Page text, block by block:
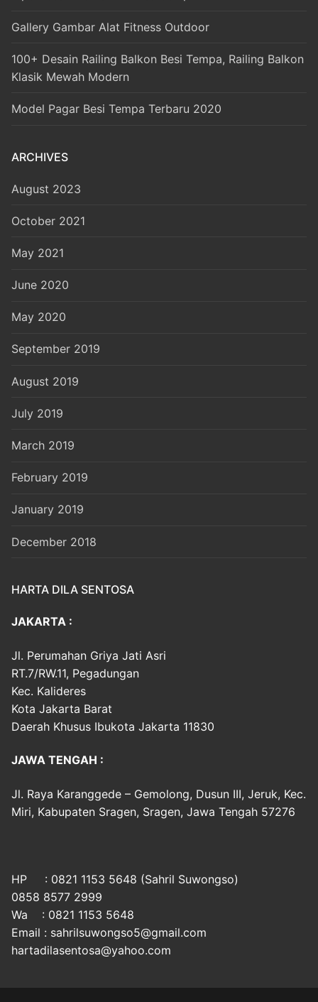
Gallery Gambar Alat Fitness Outdoor
100+ Desain Railing Balkon Besi Tempa, Railing Balkon
Klasik Mewah Modern
Model Pagar Besi Tempa Terbaru 2020
ARCHIVES
August 2023
October 2021
May 2021
June 2020
May 2020
September 2019
August 2019
July 2019
March 2019
February 2019
January 2019
December 2018
HARTA DILA SENTOSA
JAKARTA :
Jl. Perumahan Griya Jati Asri
RT.7/RW.11, Pegadungan
Kec. Kalideres
Kota Jakarta Barat
Daerah Khusus Ibukota Jakarta 11830
JAWA TENGAH :
Jl. Raya Karanggede – Gemolong, Dusun III, Jeruk, Kec.
Miri, Kabupaten Sragen, Sragen, Jawa Tengah 57276
HP : 0821 1153 5648 (Sahril Suwongso)
0858 8577 2999
Wa : 0821 1153 5648
Email : sahrilsuwongso5@gmail.com
hartadilasentosa@yahoo.com